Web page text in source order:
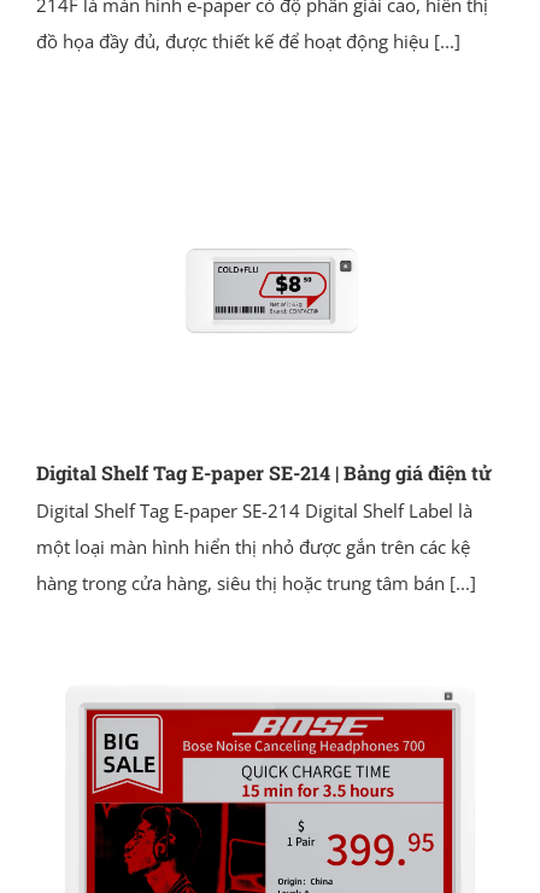
214F là màn hình e-paper có độ phân giải cao, hiển thị
đồ họa đầy đủ, được thiết kế để hoạt động hiệu [...]
Digital Shelf Tag E-paper SE-214 | Bảng giá điện tử
Digital Shelf Tag E-paper SE-214 Digital Shelf Label là
một loại màn hình hiển thị nhỏ được gắn trên các kệ
hàng trong cửa hàng, siêu thị hoặc trung tâm bán [...]